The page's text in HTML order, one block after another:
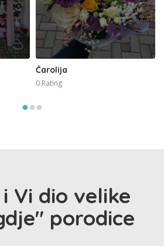
Čarolija
0 Rating
Vi dio velike
porodice